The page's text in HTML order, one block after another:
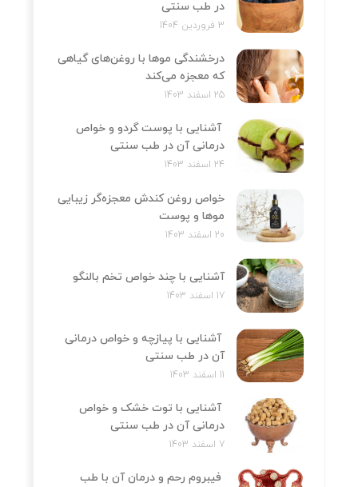
در طب سنتی
3 فروردین 1404
درخشندگی موها با روغن‌های گیاهی
که معجزه می‌کند
25 اسفند 1403
آشنایی با پوست گردو و خواص
درمانی آن در طب سنتی
24 اسفند 1403
خواص روغن کندش معجزه‌‌گر زیبایی
موها و پوست
20 اسفند 1403
آشنایی با چند خواص تخم بالنگو
17 اسفند 1403
آشنایی با پیازچه و خواص درمانی
آن در طب سنتی
11 اسفند 1403
آشنایی با توت خشک و خواص
درمانی آن در طب سنتی
7 اسفند 1403
فیبروم رحم و درمان آن با طب